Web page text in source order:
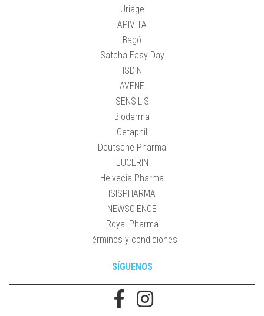
Uriage
APIVITA
Bagó
Satcha Easy Day
ISDIN
AVENE
SENSILIS
Bioderma
Cetaphil
Deutsche Pharma
EUCERIN
Helvecia Pharma
ISISPHARMA
NEWSCIENCE
Royal Pharma
Términos y condiciones
SÍGUENOS